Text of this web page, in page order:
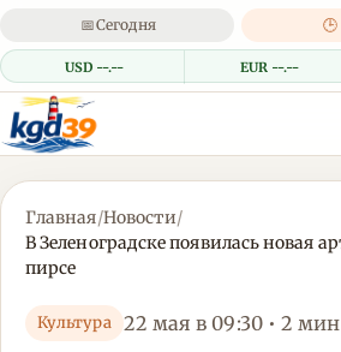
📅Сегодня 🕒
USD --.-- EUR --.--
Главная/Новости/
В Зеленоградске появилась новая
пирсе
Культура 22 мая в 09:30 • 2